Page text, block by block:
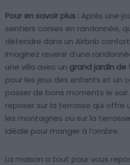
Pour en savoir plus : Après une
sentiers corses en randonnée,
détendre dans un Airbnb
Imaginez revenir d’une
une villa avec un grand jardin de
pour les jeux des enfants et un
passer de bons moments le
reposer sur la terrasse qui offre
les montagnes ou sur la
idéale pour manger à l’ombre.
La maison a tout pour vous